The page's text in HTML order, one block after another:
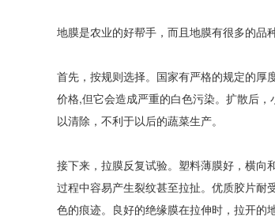
地膜是农业的好帮手，而且地膜有很多的品
首先，按规则选择。国家有严格的规定的
价格,但它会造成严重的白色污染。扩散后
以清除，不利于以后的蔬菜生产。
接下来，拉膜反复试验。塑料薄膜好，横向
过程中容易产生裂纹甚至拉扯。优质胶片耐
色的痕迹。良好的绝缘膜在拉伸时，拉开的